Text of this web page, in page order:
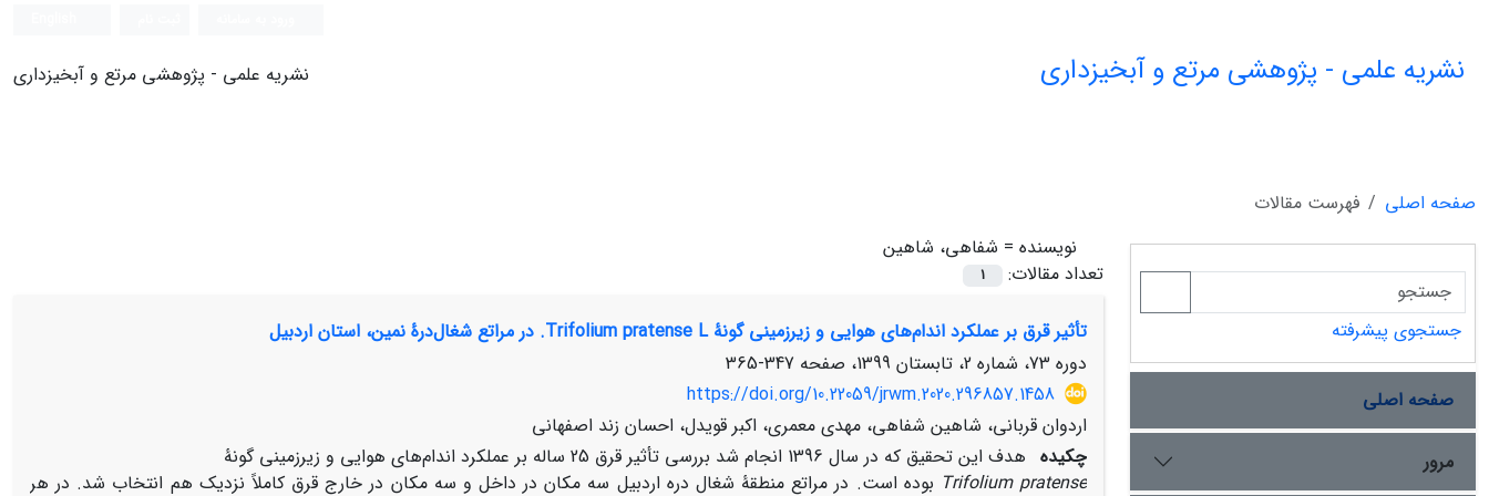
نشریه علمی - پژوهشی مرتع و آبخیزداری نشریه علمی - پژوهشی مرتع و آبخیزداری
صفحه اصلی
فهرست مقالات
نویسنده = شفاهی، شاهین
تعداد مقالات:
1
تأثیر قرق بر عملکرد اندام‌های هوایی و زیر‌زمینی گونۀ Trifolium pratense L. در مراتع شغال‌درۀ‌ نمین، استان اردبیل
دوره 73، شماره 2، تابستان 1399، صفحه
347-365
https://doi.org/10.22059/jrwm.2020.296857.1458
اردوان قربانی، شاهین شفاهی، مهدی معمری، اکبر قویدل، احسان زند اصفهانی
چکیده هدف این تحقیق که در سال 1396 انجام شد بررسی تأثیر قرق 25 ساله بر عملکرد اندام‌های هوایی و زیر‌زمینی گونۀ‌
Trifolium pratense بوده است. در مراتع منطقۀ شغال دره اردبیل سه مکان در داخل و سه مکان در خارج قرق کاملاً نزدیک هم انتخاب شد. در هر
جستجوی پیشرفته
صفحه اصلی
مرور